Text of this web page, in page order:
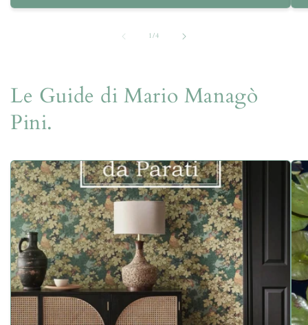
1/su
4
Le Guide di Mario Managò
Pini.